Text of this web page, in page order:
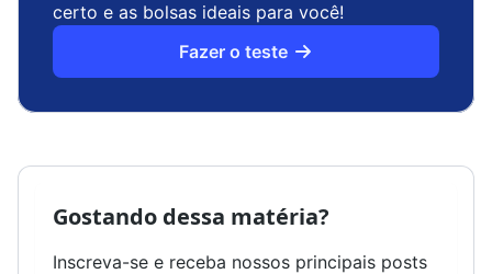
certo e as bolsas ideais para você!
Fazer o teste
Gostando dessa matéria?
Inscreva-se e receba nossos principais posts